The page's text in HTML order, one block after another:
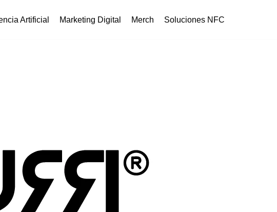
Artificial Marketing Digital Merch Soluciones NFC